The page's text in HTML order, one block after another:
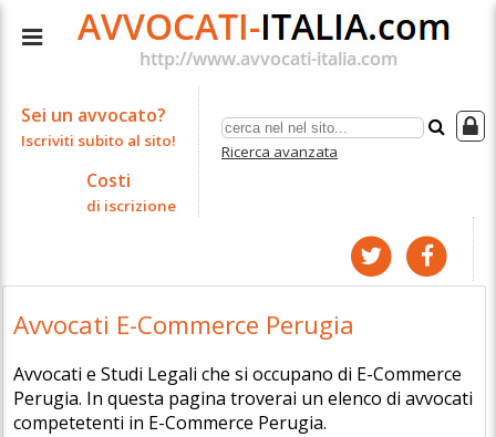
Ricerca avanzata
Sei un avvocato?
Iscriviti subito al sito!
Costi
di iscrizione
Avvocati E-Commerce Perugia
Avvocati e Studi Legali che si occupano di E-Commerce
Perugia. In questa pagina troverai un elenco di avvocati
competetenti in E-Commerce Perugia.